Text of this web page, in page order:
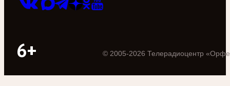
6+ © 2005-2026 Телерадиоцентр